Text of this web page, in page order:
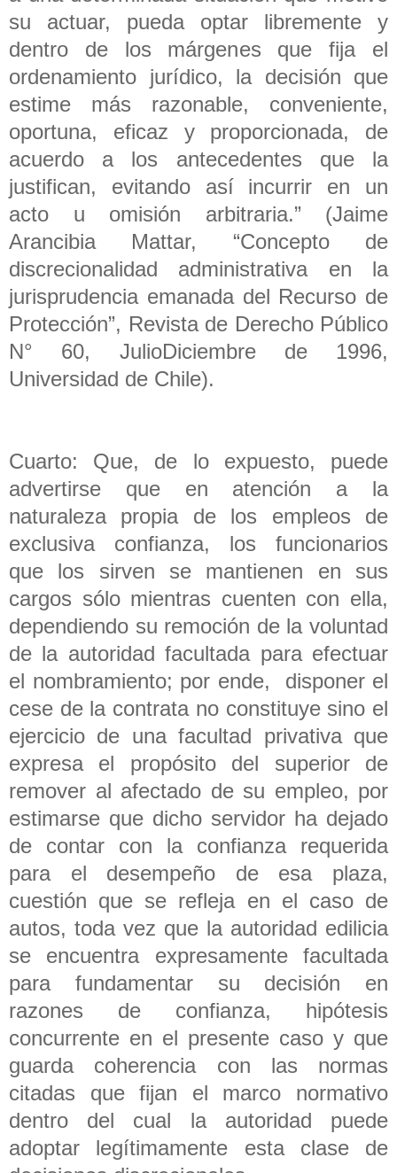
su actuar, pueda optar libremente y
dentro de los márgenes que fija el
ordenamiento jurídico, la decisión que
estime más razonable, conveniente,
oportuna, eficaz y proporcionada, de
acuerdo a los antecedentes que la
justifican, evitando así incurrir en un
acto u omisión arbitraria.” (Jaime
Arancibia Mattar, “Concepto de
discrecionalidad administrativa en la
jurisprudencia emanada del Recurso de
Protección”, Revista de Derecho Público
N° 60, JulioDiciembre de 1996,
Universidad de Chile).
Cuarto: Que, de lo expuesto, puede
advertirse que en atención a la
naturaleza propia de los empleos de
exclusiva confianza, los funcionarios
que los sirven se mantienen en sus
cargos sólo mientras cuenten con ella,
dependiendo su remoción de la voluntad
de la autoridad facultada para efectuar
el nombramiento; por ende, disponer el
cese de la contrata no constituye sino el
ejercicio de una facultad privativa que
expresa el propósito del superior de
remover al afectado de su empleo, por
estimarse que dicho servidor ha dejado
de contar con la confianza requerida
para el desempeño de esa plaza,
cuestión que se refleja en el caso de
autos, toda vez que la autoridad edilicia
se encuentra expresamente facultada
para fundamentar su decisión en
razones de confianza, hipótesis
concurrente en el presente caso y que
guarda coherencia con las normas
citadas que fijan el marco normativo
dentro del cual la autoridad puede
adoptar legítimamente esta clase de